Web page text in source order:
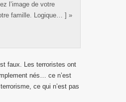
l’image de votre
famille. Logique… ] »
faux. Les terroristes ont
nés… ce n’est
ce qui n’est pas